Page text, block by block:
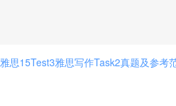
思15Test3雅思写作Task2真题及参考